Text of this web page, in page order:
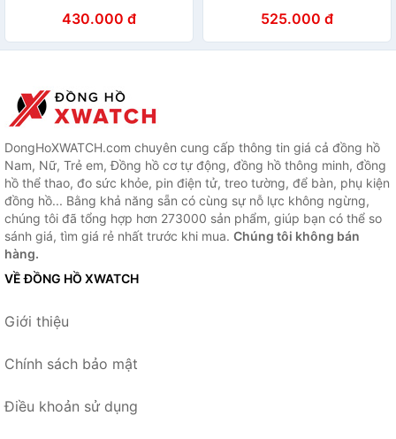
430.000 đ 525.000 đ
DongHoXWATCH.com chuyên cung cấp thông tin giá cả đồng hồ
Nam, Nữ, Trẻ em, Đồng hồ cơ tự động, đồng hồ thông minh, đồng
hồ thể thao, đo sức khỏe, pin điện tử, treo tường, để bàn, phụ kiện
đồng hồ... Bằng khả năng sẵn có cùng sự nỗ lực không ngừng,
chúng tôi đã tổng hợp hơn 273000 sản phẩm, giúp bạn có thể so
sánh giá, tìm giá rẻ nhất trước khi mua. Chúng tôi không bán
hàng.
VỀ ĐỒNG HỒ XWATCH
Giới thiệu
Chính sách bảo mật
Điều khoản sử dụng